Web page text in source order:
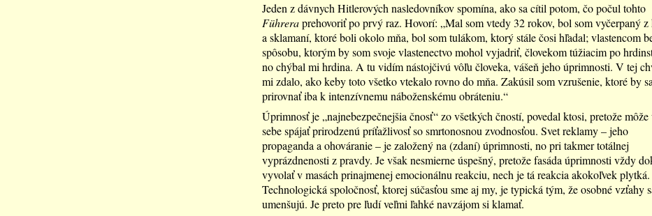
Jeden z dávnych Hitlerových nasledovníkov spomína, ako sa cítil potom, čo počul tohto
Führeraprehovoriť po prvý raz. Hovorí: „Mal som vtedy 32 rokov, bol som vyčerpaný z
a sklamaní, ktoré boli okolo mňa, bol som tulákom, ktorý stále čosi hľadal; vlastencom
spôsobu, ktorým by som svoje vlastenectvo mohol vyjadriť, človekom túžiacim po
no chýbal mi hrdina. A tu vidím nástojčivú vôľu človeka, vášeň jeho úprimnosti. V tej
mi zdalo, ako keby toto všetko vtekalo rovno do mňa. Zakúsil som vzrušenie, ktoré by
prirovnať iba k intenzívnemu náboženskému obráteniu.“
Úprimnosť je „najnebezpečnejšia čnosť“ zo všetkých čností, povedal ktosi, pretože môže
sebe spájať prirodzenú príťažlivosť so smrtonosnou zvodnosťou. Svet reklamy – jeho
propaganda a ohováranie – je založený na (zdaní) úprimnosti, no pri takmer totálnej
vyprázdnenosti z pravdy. Je však nesmierne úspešný, pretože fasáda úprimnosti vždy
vyvolať v masách prinajmenej emocionálnu reakciu, nech je tá reakcia akokoľvek plytká.
Technologická spoločnosť, ktorej súčasťou sme aj my, je typická tým, že osobné vzťahy
umenšujú. Je preto pre ľudí veľmi ľahké navzájom si klamať.